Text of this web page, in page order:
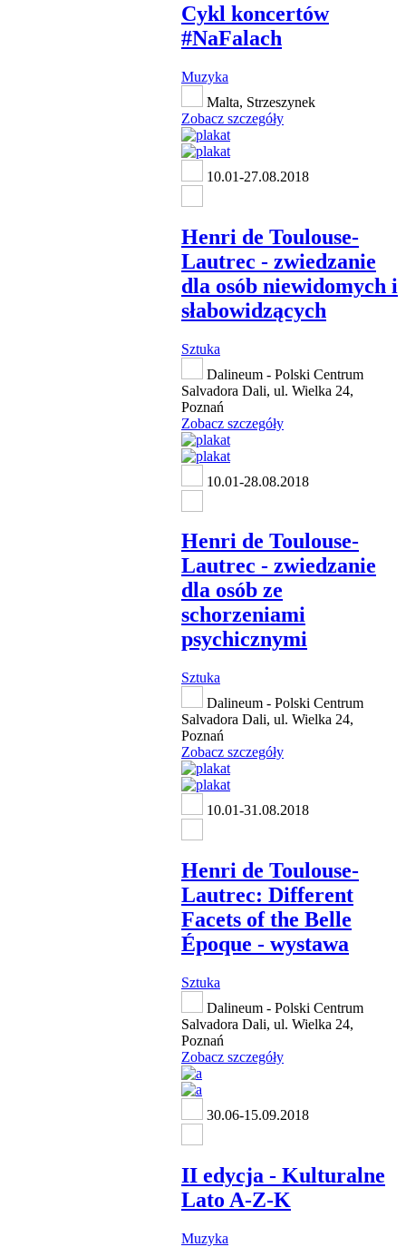
Cykl koncertów
#NaFalach
Muzyka
Malta, Strzeszynek
Zobacz szczegóły
10.01-27.08.2018
Henri de Toulouse-
Lautrec - zwiedzanie
dla osób niewidomych i
słabowidzących
Sztuka
Dalineum - Polski Centrum
Salvadora Dali, ul. Wielka 24,
Poznań
Zobacz szczegóły
10.01-28.08.2018
Henri de Toulouse-
Lautrec - zwiedzanie
dla osób ze
schorzeniami
psychicznymi
Sztuka
Dalineum - Polski Centrum
Salvadora Dali, ul. Wielka 24,
Poznań
Zobacz szczegóły
10.01-31.08.2018
Henri de Toulouse-
Lautrec: Different
Facets of the Belle
Époque - wystawa
Sztuka
Dalineum - Polski Centrum
Salvadora Dali, ul. Wielka 24,
Poznań
Zobacz szczegóły
30.06-15.09.2018
II edycja - Kulturalne
Lato A-Z-K
Muzyka